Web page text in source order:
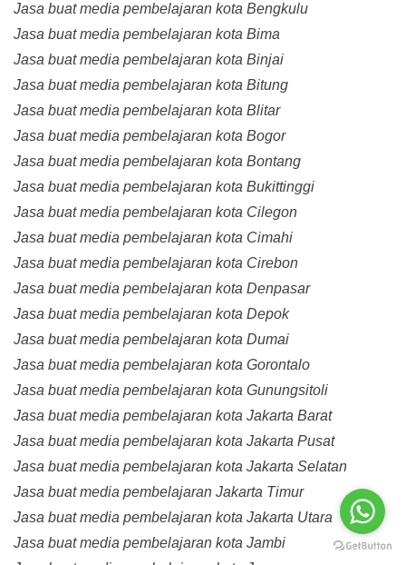
Jasa buat media pembelajaran kota Bengkulu
Jasa buat media pembelajaran kota Bima
Jasa buat media pembelajaran kota Binjai
Jasa buat media pembelajaran kota Bitung
Jasa buat media pembelajaran kota Blitar
Jasa buat media pembelajaran kota Bogor
Jasa buat media pembelajaran kota Bontang
Jasa buat media pembelajaran kota Bukittinggi
Jasa buat media pembelajaran kota Cilegon
Jasa buat media pembelajaran kota Cimahi
Jasa buat media pembelajaran kota Cirebon
Jasa buat media pembelajaran kota Denpasar
Jasa buat media pembelajaran kota Depok
Jasa buat media pembelajaran kota Dumai
Jasa buat media pembelajaran kota Gorontalo
Jasa buat media pembelajaran kota Gunungsitoli
Jasa buat media pembelajaran kota Jakarta Barat
Jasa buat media pembelajaran kota Jakarta Pusat
Jasa buat media pembelajaran kota Jakarta Selatan
Jasa buat media pembelajaran Jakarta Timur
Jasa buat media pembelajaran kota Jakarta Utara
Jasa buat media pembelajaran kota Jambi